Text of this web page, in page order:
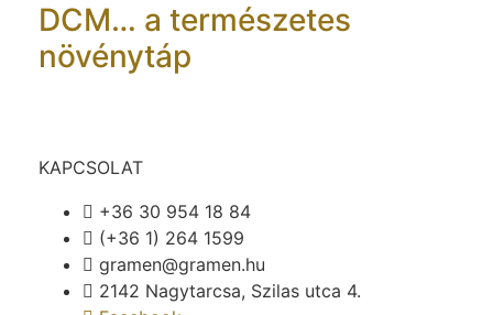
DCM… a természetes
növénytáp
KAPCSOLAT
+36 30 954 18 84
(+36 1) 264 1599
gramen@gramen.hu
2142 Nagytarcsa, Szilas utca 4.